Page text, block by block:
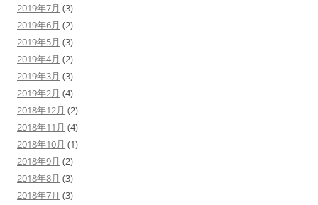
2019年7月 (3)
2019年6月 (2)
2019年5月 (3)
2019年4月 (2)
2019年3月 (3)
2019年2月 (4)
2018年12月 (2)
2018年11月 (4)
2018年10月 (1)
2018年9月 (2)
2018年8月 (3)
2018年7月 (3)